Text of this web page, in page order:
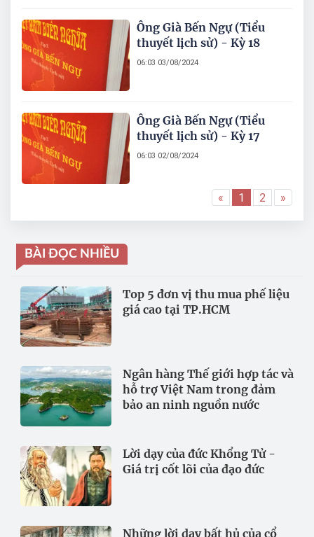
Ông Già Bến Ngự (Tiểu
thuyết lịch sử) - Kỳ 18
06:03 03/08/2024
Ông Già Bến Ngự (Tiểu
thuyết lịch sử) - Kỳ 17
06:03 02/08/2024
« 1 2 »
BÀI ĐỌC NHIỀU
Top 5 đơn vị thu mua phế liệu
giá cao tại TP.HCM
Ngân hàng Thế giới hợp tác và
hỗ trợ Việt Nam trong đảm
bảo an ninh nguồn nước
Lời dạy của đức Khổng Tử -
Giá trị cốt lõi của đạo đức
Những lời dạy bất hủ của cổ